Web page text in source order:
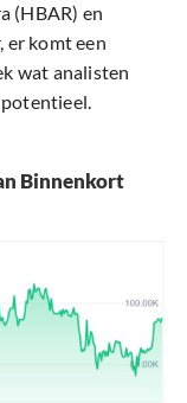
(HBAR) en
er komt een
wat analisten
potentieel.
Binnenkort